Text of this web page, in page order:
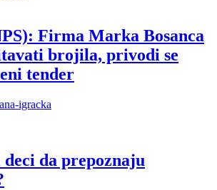
Firma Marka Bosanca
brojila, privodi se
tender
da prepoznaju